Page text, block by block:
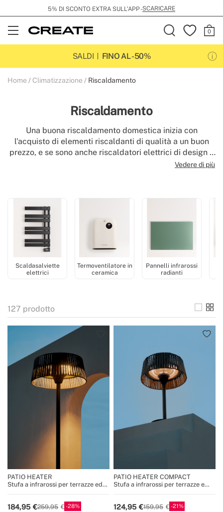
SPEDIZIONE GRATUITA DA 99€
Open
Menu
SALDI
FINO AL -50%
Home Climatizzazione Riscaldamento
Riscaldamento
Una buona riscaldamento domestica inizia con
l'acquisto di elementi riscaldanti di qualità a un buon
prezzo, e se sono anche riscaldatori elettrici di design e
a basso consumo, ancora meglio. Scopri la nostra
Vedere di più
Scaldasalviette
elettrici
Termoventilatore in
ceramica
Pannelli infrarossi
radianti
127 prodotto
PATIO HEATER
Stufa a infrarossi per terrazze ed
184,95 259,95 28
PATIO HEATER COMPACT
Stufa a infrarossi per terrazze e
124,95 159,95 21